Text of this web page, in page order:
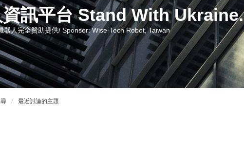
訊平台 Stand With Ukraine.
器人完全贊助提供/ Sponser: Wise-Tech Robot, Taiwan
最近討論的主題